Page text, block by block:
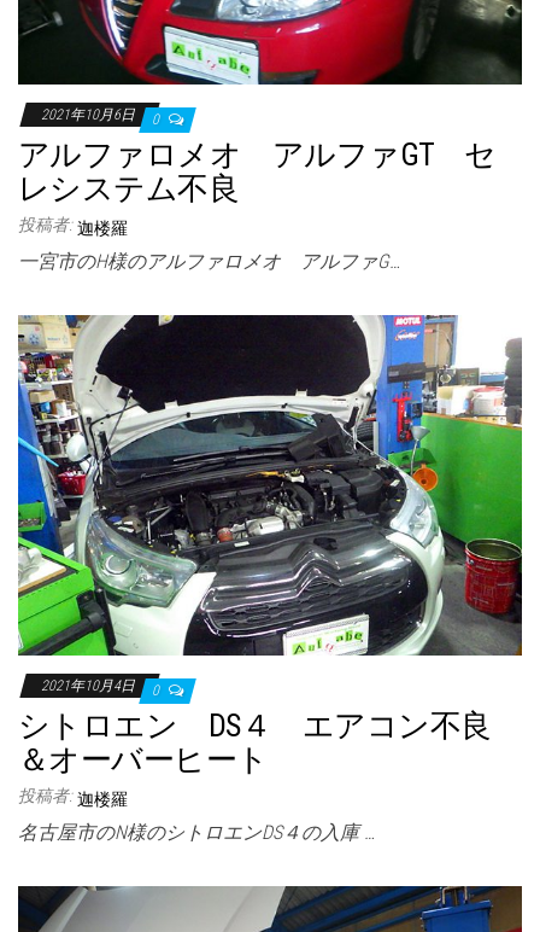
2021年10月6日 0
アルファロメオ アルファGT セ
レシステム不良
投稿者: 迦楼羅
一宮市のH様のアルファロメオ アルファG…
2021年10月4日 0
シトロエン DS４ エアコン不良
＆オーバーヒート
投稿者: 迦楼羅
名古屋市のN様のシトロエンDS４の入庫 …